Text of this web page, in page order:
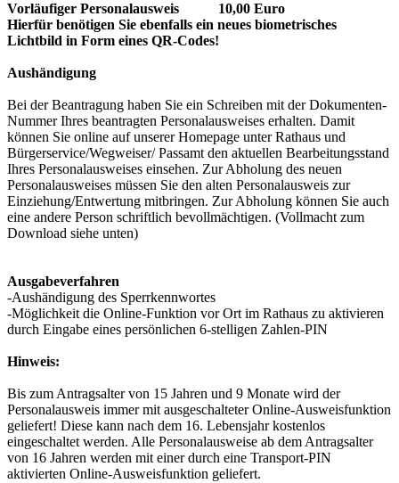
Vorläufiger Personalausweis 10,00 Euro
Hierfür benötigen Sie ebenfalls ein neues biometrisches
Lichtbild in Form eines QR-Codes!
Aushändigung
Bei der Beantragung haben Sie ein Schreiben mit der Dokumenten-
Nummer Ihres beantragten Personalausweises erhalten. Damit
können Sie online auf unserer Homepage unter Rathaus und
Bürgerservice/Wegweiser/ Passamt den aktuellen Bearbeitungsstand
Ihres Personalausweises einsehen. Zur Abholung des neuen
Personalausweises müssen Sie den alten Personalausweis zur
Einziehung/Entwertung mitbringen. Zur Abholung können Sie auch
eine andere Person schriftlich bevollmächtigen. (Vollmacht zum
Download siehe unten)
Ausgabeverfahren
-Aushändigung des Sperrkennwortes
-Möglichkeit die Online-Funktion vor Ort im Rathaus zu aktivieren
durch Eingabe eines persönlichen 6-stelligen Zahlen-PIN
Hinweis:
Bis zum Antragsalter von 15 Jahren und 9 Monate wird der
Personalausweis immer mit ausgeschalteter Online-Ausweisfunktion
geliefert! Diese kann nach dem 16. Lebensjahr kostenlos
eingeschaltet werden. Alle Personalausweise ab dem Antragsalter
von 16 Jahren werden mit einer durch eine Transport-PIN
aktivierten Online-Ausweisfunktion geliefert.